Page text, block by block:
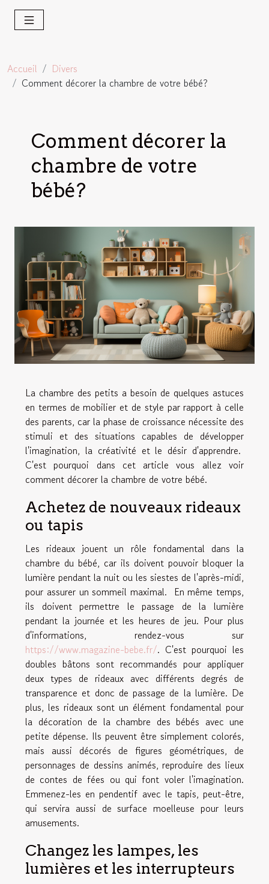
Accueil
Divers
Comment décorer la chambre de votre bébé?
Comment décorer la
chambre de votre
bébé?
La chambre des petits a besoin de quelques astuces
en termes de mobilier et de style par rapport à celle
des parents, car la phase de croissance nécessite des
stimuli et des situations capables de développer
l'imagination, la créativité et le désir d'apprendre.
C'est pourquoi dans cet article vous allez voir
comment décorer la chambre de votre bébé.
Achetez de nouveaux rideaux
ou tapis
Les rideaux jouent un rôle fondamental dans la
chambre du bébé, car ils doivent pouvoir bloquer la
lumière pendant la nuit ou les siestes de l'après-midi,
pour assurer un sommeil maximal. En même temps,
ils doivent permettre le passage de la lumière
pendant la journée et les heures de jeu. Pour plus
d'informations, rendez-vous sur
https://www.magazine-bebe.fr/. C'est pourquoi les
doubles bâtons sont recommandés pour appliquer
deux types de rideaux avec différents degrés de
transparence et donc de passage de la lumière. De
plus, les rideaux sont un élément fondamental pour
la décoration de la chambre des bébés avec une
petite dépense. Ils peuvent être simplement colorés,
mais aussi décorés de figures géométriques, de
personnages de dessins animés, reproduire des lieux
de contes de fées ou qui font voler l'imagination.
Emmenez-les en pendentif avec le tapis, peut-être,
qui servira aussi de surface moelleuse pour leurs
amusements.
Changez les lampes, les
lumières et les interrupteurs